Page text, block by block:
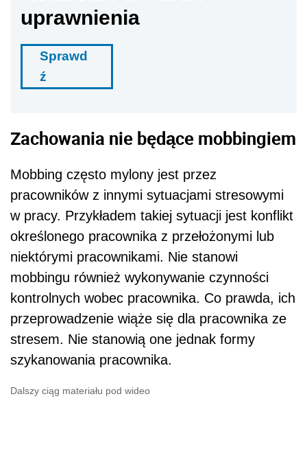
uprawnienia
Sprawd
ź
Zachowania nie będące mobbingiem
Mobbing często mylony jest przez
pracowników z innymi sytuacjami stresowymi
w pracy. Przykładem takiej sytuacji jest konflikt
określonego pracownika z przełożonymi lub
niektórymi pracownikami. Nie stanowi
mobbingu również wykonywanie czynności
kontrolnych wobec pracownika. Co prawda, ich
przeprowadzenie wiąże się dla pracownika ze
stresem. Nie stanowią one jednak formy
szykanowania pracownika.
Dalszy ciąg materiału pod wideo